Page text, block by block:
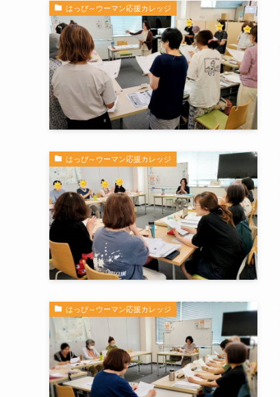
はっぴ～ウーマン応援カレッジ
はっぴ～ウーマン応援カレッジ
はっぴ～ウーマン応援カレッジ